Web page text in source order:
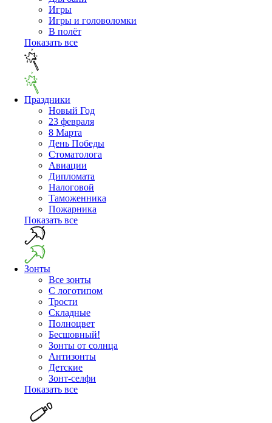
Игры
Игры и головоломки
В полёт
Показать все
Праздники
Новый Год
23 февраля
8 Марта
День Победы
Cтоматолога
Авиации
Дипломата
Налоговой
Таможенника
Пожарника
Показать все
Зонты
Все зонты
С логотипом
Трости
Складные
Полноцвет
Бесшовный!
Зонты от солнца
Антизонты
Детские
Зонт-селфи
Показать все